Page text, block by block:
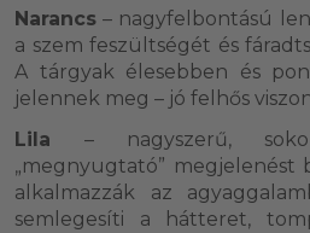
Narancs – nagyfelbontású
a szem feszültségét és
A tárgyak élesebben és
jelennek meg – jó felhős
Lila – nagyszerű,
„megnyugtató” megjelenést
alkalmazzák az
semlegesíti a hátteret,